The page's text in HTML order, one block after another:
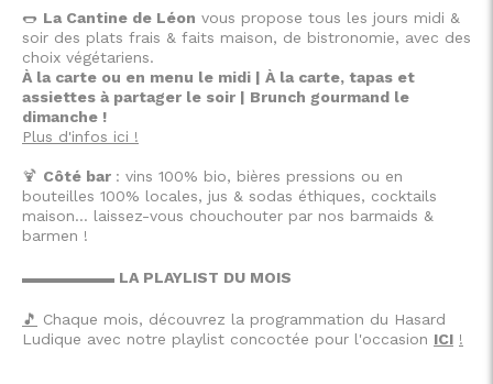
🌭 La Cantine de Léon vous propose tous les jours midi &
soir des plats frais & faits maison, de bistronomie, avec des
choix végétariens.
À la carte ou en menu le midi | À la carte, tapas et
assiettes à partager le soir | Brunch gourmand le
dimanche !
Plus d'infos ici !
🍹 Côté bar : vins 100% bio, bières pressions ou en
bouteilles 100% locales, jus & sodas éthiques, cocktails
maison… laissez-vous chouchouter par nos barmaids &
barmen !
▬▬▬▬▬▬ LA PLAYLIST DU MOIS
🎵 Chaque mois, découvrez la programmation du Hasard
Ludique avec notre playlist concoctée pour l'occasion ICI !